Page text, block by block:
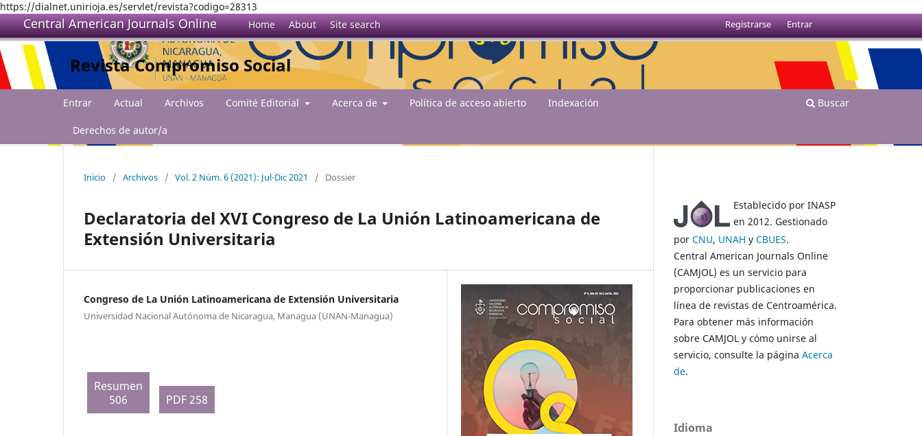
https://dialnet.unirioja.es/servlet/revista?codigo=28313
Central American Journals Online Home About Site search
Revista Compromiso Social
Entrar Actual Archivos Comité Editorial Acerca de Política de acceso abierto Indexación
Derechos de autor/a
Buscar
Registrarse Entrar
Inicio / Archivos / Vol. 2 Núm. 6 (2021): Jul-Dic 2021 / Dossier
Declaratoria del XVI Congreso de La Unión Latinoamericana de
Extensión Universitaria
Congreso de La Unión Latinoamericana de Extensión Universitaria
Universidad Nacional Autónoma de Nicaragua, Managua (UNAN-Managua)
Resumen
506
PDF 258
Establecido por INASP
en 2012. Gestionado
por CNU, UNAH y CBUES.
Central American Journals Online
(CAMJOL) es un servicio para
proporcionar publicaciones en
línea de revistas de Centroamérica.
Para obtener más información
sobre CAMJOL y cómo unirse al
servicio, consulte la página Acerca
de.
Idioma